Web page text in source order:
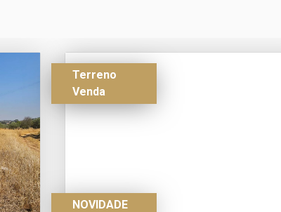
Terreno
Venda
NOVIDADE